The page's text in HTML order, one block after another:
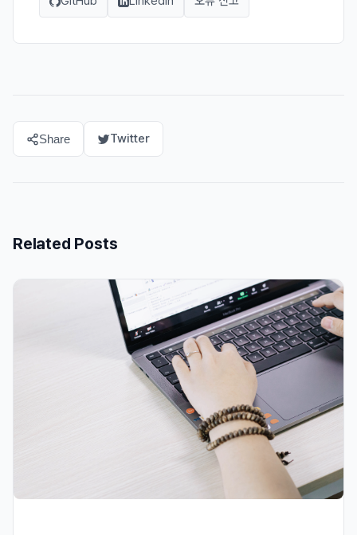
Share Twitter
Related Posts